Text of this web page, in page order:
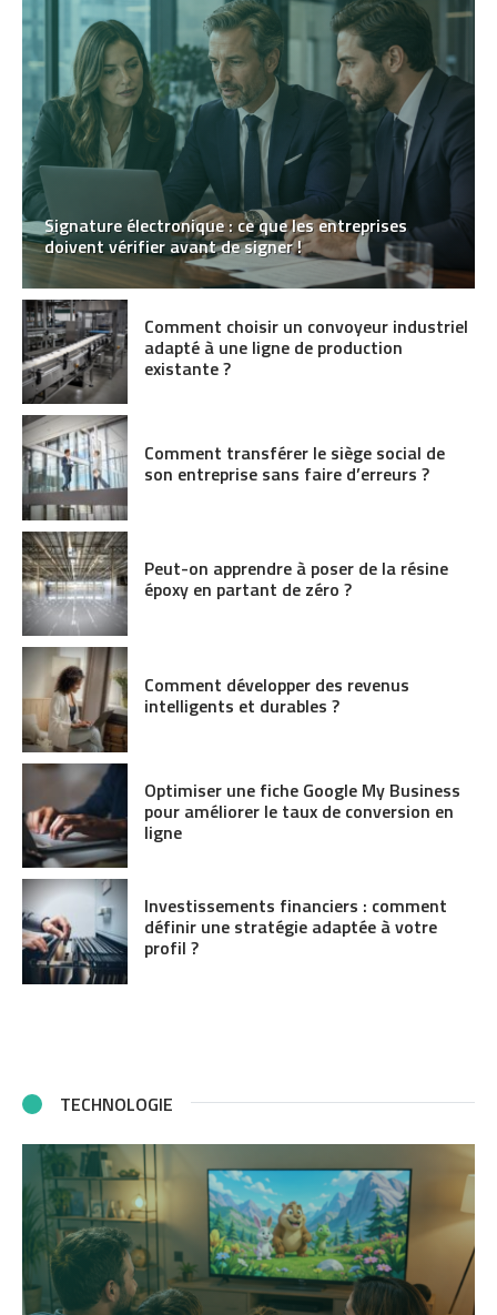
Signature électronique : ce que les entreprises
doivent vérifier avant de signer !
Comment choisir un convoyeur industriel
adapté à une ligne de production
existante ?
Comment transférer le siège social de
son entreprise sans faire d’erreurs ?
Peut-on apprendre à poser de la résine
époxy en partant de zéro ?
Comment développer des revenus
intelligents et durables ?
Optimiser une fiche Google My Business
pour améliorer le taux de conversion en
ligne
Investissements financiers : comment
définir une stratégie adaptée à votre
profil ?
TECHNOLOGIE